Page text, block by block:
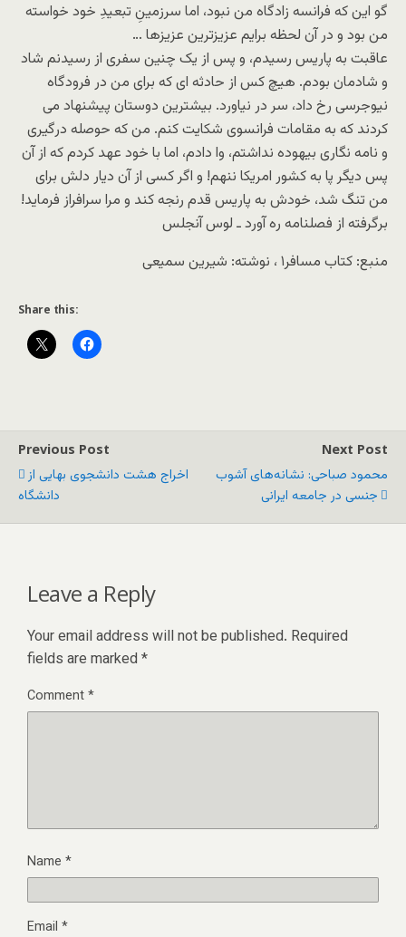
گو این که فرانسه زادگاه من نبود، اما سرزمینِ تبعیدِ خود خواسته
من بود و در آن لحظه برایم عزیزترین عزیزها …
عاقبت به پاریس رسیدم، و پس از یک چنین سفری از رسیدنم شاد
و شادمان بودم. هیچ کس از حادثه ای که برای من در فرودگاه
نیوجرسی رخ داد، سر در نیاورد. بیشترین دوستان پیشنهاد می
کردند که به مقامات فرانسوی شکایت کنم. من که حوصله درگیری
و نامه نگاری بیهوده نداشتم، وا دادم، اما با خود عهد کردم که از آن
پس دیگر پا به کشور امریکا ننهم! و اگر کسی از آن دیار دلش برای
من تنگ شد، خودش به پاریس قدم رنجه کند و مرا سرافراز فرماید!
برگرفته از فصلنامه ره آورد ـ لوس آنجلس
منبع: کتاب مسافر۱ ، نوشته: شیرین سمیعی
Share this:
Previous Post
اخراج هشت دانشجوی بهایی از
دانشگاه
Next Post
محمود صباحی: نشانه‌های آشوب
جنسی در جامعه‌ ایرانی
Leave a Reply
Your email address will not be published. Required
fields are marked *
Comment*
Name *
Email *